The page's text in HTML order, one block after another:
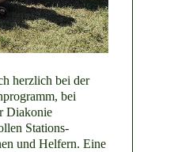
herzlich bei der
bei
Diakonie
Stations-
und Helfern. Eine